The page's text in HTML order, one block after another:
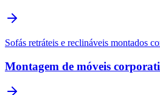
Sofás retráteis e reclináveis montados
Montagem de móveis